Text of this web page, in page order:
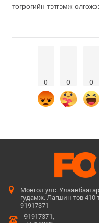
төгрөгийн тэтгэмж
0 0 0
Монгол улс.
гудамж. Лагшин төв 410
91917371
91917371,